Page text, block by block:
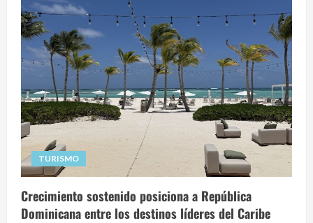
dominicano
en
PANACA
RD
TURISMO
Crecimiento sostenido posiciona a República
Dominicana entre los destinos líderes del Caribe